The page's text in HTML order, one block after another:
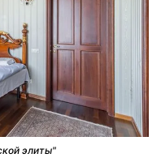
элиты"